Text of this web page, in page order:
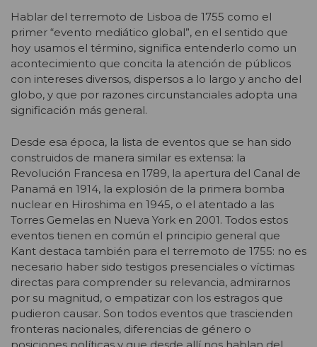
Hablar del terremoto de Lisboa de 1755 como el
primer “evento mediático global”, en el sentido que
hoy usamos el término, significa entenderlo como un
acontecimiento que concita la atención de públicos
con intereses diversos, dispersos a lo largo y ancho del
globo, y que por razones circunstanciales adopta una
significación más general.
Desde esa época, la lista de eventos que se han sido
construidos de manera similar es extensa: la
Revolución Francesa en 1789, la apertura del Canal de
Panamá en 1914, la explosión de la primera bomba
nuclear en Hiroshima en 1945, o el atentado a las
Torres Gemelas en Nueva York en 2001. Todos estos
eventos tienen en común el principio general que
Kant destaca también para el terremoto de 1755: no es
necesario haber sido testigos presenciales o víctimas
directas para comprender su relevancia, admirarnos
por su magnitud, o empatizar con los estragos que
pudieron causar. Son todos eventos que trascienden
fronteras nacionales, diferencias de género o